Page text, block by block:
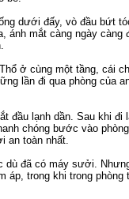
dưới đấy, vò đầu bứt
ánh mắt càng ngày càng
ở cùng một tầng, cái
lần đi qua phòng của
đầu lạnh dần. Sau khi đi
chóng bước vào
an toàn nhất.
dù đã có máy sưởi.
áp, trong khi trong phòng